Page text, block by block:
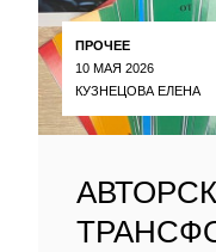
ПРОЧЕЕ
10 МАЯ 2026
КУЗНЕЦОВА ЕЛЕНА